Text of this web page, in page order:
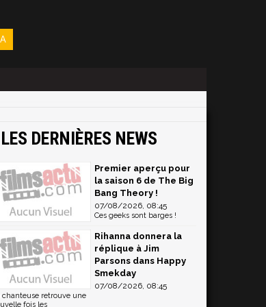
LES DERNIÈRES NEWS
Premier aperçu pour
la saison 6 de The Big
Bang Theory !
07/08/2026, 08:45
Ces geeks sont barges !
Rihanna donnera la
réplique à Jim
Parsons dans Happy
Smekday
07/08/2026, 08:45
chanteuse retrouve une
fois les